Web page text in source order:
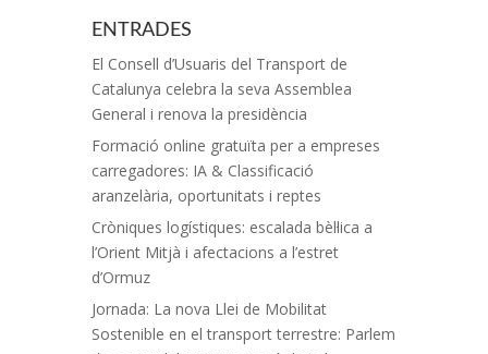
ENTRADES
El Consell d’Usuaris del Transport de
Catalunya celebra la seva Assemblea
General i renova la presidència
Formació online gratuïta per a empreses
carregadores: IA & Classificació
aranzelària, oportunitats i reptes
Cròniques logístiques: escalada bèl·lica a
l’Orient Mitjà i afectacions a l’estret
d’Ormuz
Jornada: La nova Llei de Mobilitat
Sostenible en el transport terrestre: Parlem